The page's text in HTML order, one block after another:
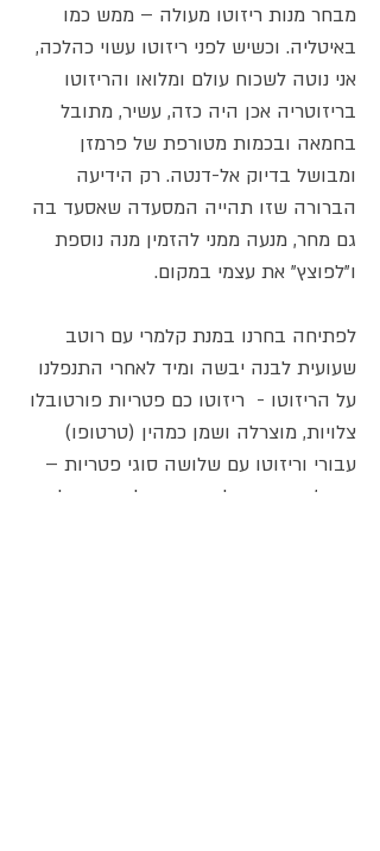
מבחר מנות ריזוטו מעולה – ממש כמו
באיטליה. וכשיש לפני ריזוטו עשוי כהלכה,
אני נוטה לשכוח עולם ומלואו והריזוטו
בריזוטריה אכן היה כזה, עשיר, מתובל
בחמאה ובכמות מטורפת של פרמזן
ומבושל בדיוק אל-דנטה. רק הידיעה
הברורה שזו תהייה המסעדה שאסעד בה
גם מחר, מנעה ממני להזמין מנה נוספת
ו"לפוצץ" את עצמי במקום.
לפתיחה בחרנו במנת קלמרי עם רוטב
שעועית לבנה יבשה ומיד לאחרי התנפלנו
על הריזוטו - ריזוטו כם פטריות פורטובלו
צלויות, מוצרלה ושמן כמהין (טרטופו)
עבורי וריזוטו עם שלושה סוגי פטריות –
פורצ'יני, פורטובלו ושיטקה לזוגתי. על